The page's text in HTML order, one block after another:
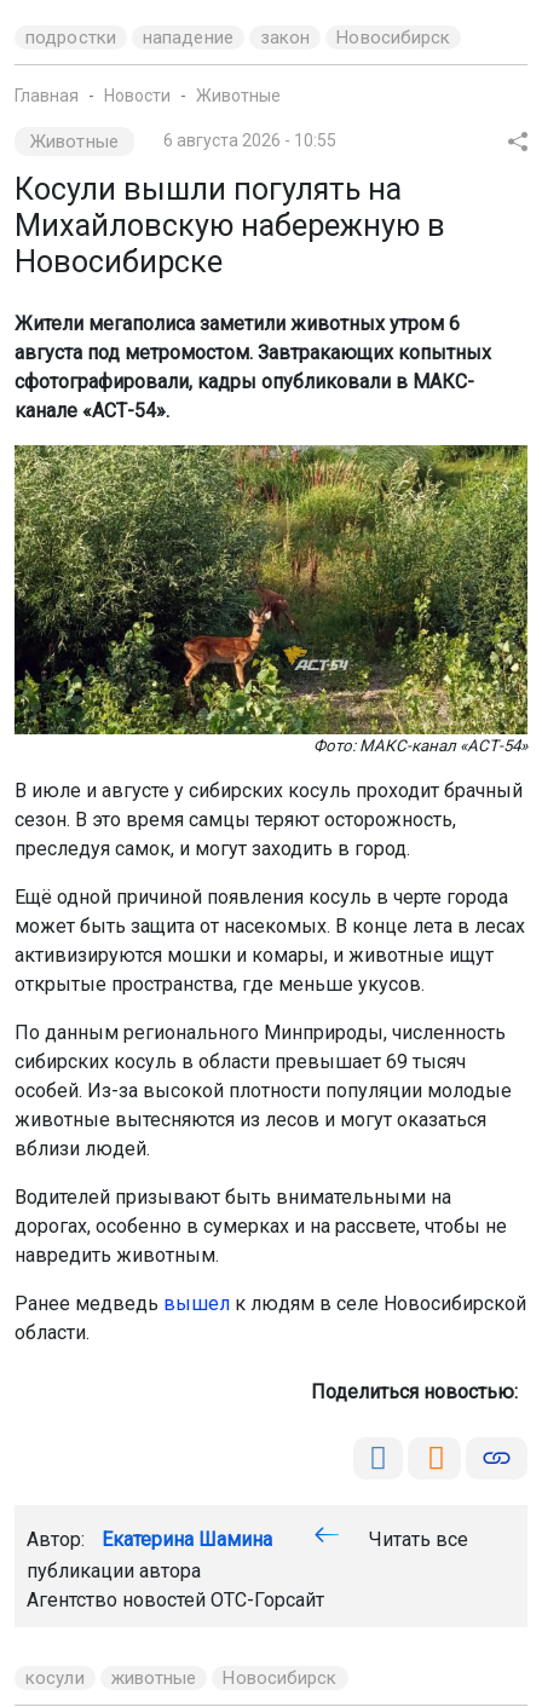
подростки нападение закон Новосибирск
Главная Новости Животные
Животные 6 августа 2026 - 10:55
Косули вышли погулять на
Михайловскую набережную в
Новосибирске
Жители мегаполиса заметили животных утром 6
августа под метромостом. Завтракающих копытных
сфотографировали, кадры опубликовали в МАКС-
канале «АСТ-54».
Фото: МАКС-канал «АСТ-54»
В июле и августе у сибирских косуль проходит брачный
сезон. В это время самцы теряют осторожность,
преследуя самок, и могут заходить в город.
Ещё одной причиной появления косуль в черте города
может быть защита от насекомых. В конце лета в лесах
активизируются мошки и комары, и животные ищут
открытые пространства, где меньше укусов.
По данным регионального Минприроды, численность
сибирских косуль в области превышает 69 тысяч
особей. Из-за высокой плотности популяции молодые
животные вытесняются из лесов и могут оказаться
вблизи людей.
Водителей призывают быть внимательными на
дорогах, особенно в сумерках и на рассвете, чтобы не
навредить животным.
Ранее медведь вышел к людям в селе Новосибирской
области.
Поделиться новостью:
Автор: Екатерина Шамина
Читать все
публикации автора
Агентство новостей ОТС-Горсайт
косули животные Новосибирск